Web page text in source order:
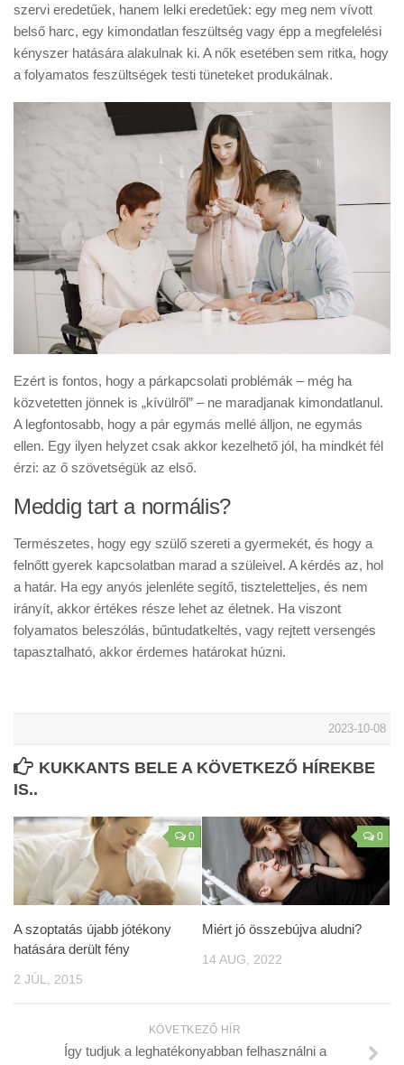
szervi eredetűek, hanem lelki eredetűek: egy meg nem vívott
belső harc, egy kimondatlan feszültség vagy épp a megfelelési
kényszer hatására alakulnak ki. A nők esetében sem ritka, hogy
a folyamatos feszültségek testi tüneteket produkálnak.
Ezért is fontos, hogy a párkapcsolati problémák – még ha
közvetetten jönnek is „kívülről” – ne maradjanak kimondatlanul.
A legfontosabb, hogy a pár egymás mellé álljon, ne egymás
ellen. Egy ilyen helyzet csak akkor kezelhető jól, ha mindkét fél
érzi: az ő szövetségük az első.
Meddig tart a normális?
Természetes, hogy egy szülő szereti a gyermekét, és hogy a
felnőtt gyerek kapcsolatban marad a szüleivel. A kérdés az, hol
a határ. Ha egy anyós jelenléte segítő, tiszteletteljes, és nem
irányít, akkor értékes része lehet az életnek. Ha viszont
folyamatos beleszólás, bűntudatkeltés, vagy rejtett versengés
tapasztalható, akkor érdemes határokat húzni.
2023-10-08
KUKKANTS BELE A KÖVETKEZŐ HÍREKBE
IS..
0
A szoptatás újabb jótékony
hatására derült fény
2 JÚL, 2015
0
Miért jó összebújva aludni?
14 AUG, 2022
KÖVETKEZŐ HÍR
Így tudjuk a leghatékonyabban felhasználni a